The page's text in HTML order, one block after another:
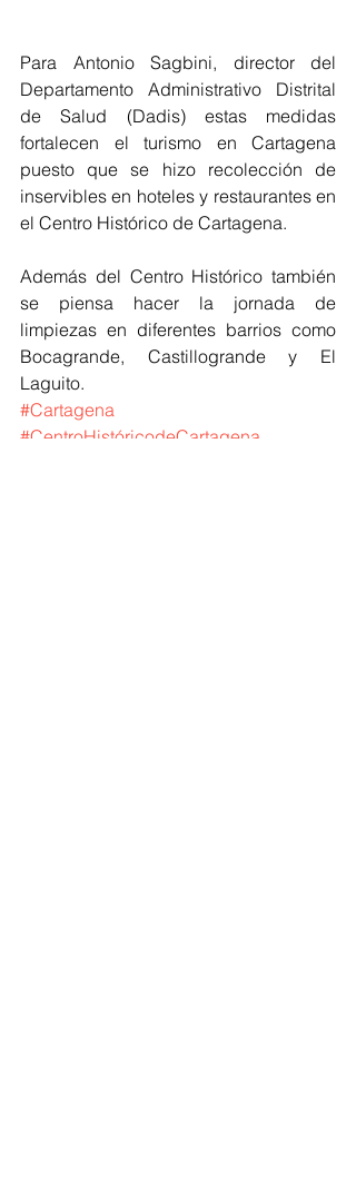
Para Antonio Sagbini, director del
Departamento Administrativo Distrital
de Salud (Dadis) estas medidas
fortalecen el turismo en Cartagena
puesto que se hizo recolección de
inservibles en hoteles y restaurantes en
el Centro Histórico de Cartagena.
Además del Centro Histórico también
se piensa hacer la jornada de
limpiezas en diferentes barrios como
Bocagrande, Castillogrande y El
Laguito.
#Cartagena
#CentroHistóricodeCartagena